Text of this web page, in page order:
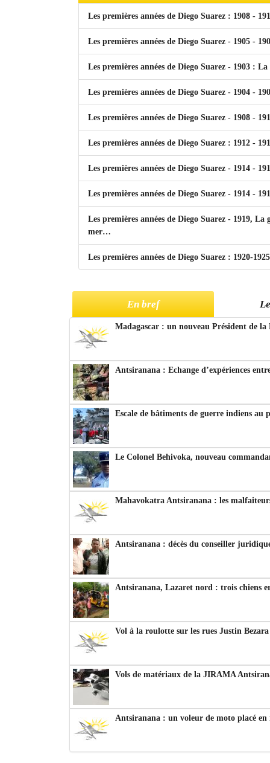
Les premières années de Diego Suarez : 1908 -
Les premières années de Diego Suarez - 1905 -
Les premières années de Diego Suarez - 1903 :
Les premières années de Diego Suarez - 1904 -
Les premières années de Diego Suarez - 1908 -
Les premières années de Diego Suarez : 1912 -
Les premières années de Diego Suarez - 1914 -
Les premières années de Diego Suarez - 1914 -
Les premières années de Diego Suarez - 1919,
mer…
Les premières années de Diego Suarez : 1920-
En bref
Madagascar : un nouveau Président de
Antsiranana : Echange d’expériences
Escale de bâtiments de guerre indiens au
Le Colonel Behivoka, nouveau
Mahavokatra Antsiranana : les
Antsiranana : décès du conseiller
Antsiranana, Lazaret nord : trois chiens
Vol à la roulotte sur les rues Justin
Vols de matériaux de la JIRAMA
Antsiranana : un voleur de moto placé en